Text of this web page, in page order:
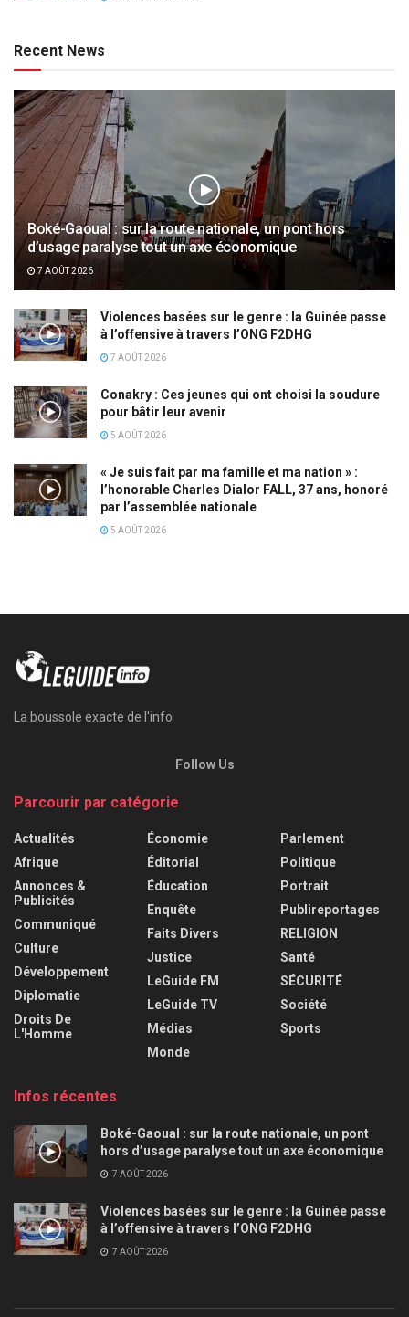
Recent News
Boké-Gaoual : sur la route nationale, un pont hors
d’usage paralyse tout un axe économique
7 AOÛT 2026
Violences basées sur le genre : la Guinée passe
à l’offensive à travers l’ONG F2DHG
7 AOÛT 2026
Conakry : Ces jeunes qui ont choisi la soudure
pour bâtir leur avenir
5 AOÛT 2026
« Je suis fait par ma famille et ma nation » :
l’honorable Charles Dialor FALL, 37 ans, honoré
par l’assemblée nationale
5 AOÛT 2026
La boussole exacte de l'info
Follow Us
Parcourir par catégorie
Actualités
Afrique
Annonces &
Publicités
Communiqué
Culture
Développement
Diplomatie
Droits De
L'Homme
Économie
Éditorial
Éducation
Enquête
Faits Divers
Justice
LeGuide FM
LeGuide TV
Médias
Monde
Parlement
Politique
Portrait
Publireportages
RELIGION
Santé
SÉCURITÉ
Société
Sports
Infos récentes
Boké-Gaoual : sur la route nationale, un pont
hors d’usage paralyse tout un axe économique
7 AOÛT 2026
Violences basées sur le genre : la Guinée passe
à l’offensive à travers l’ONG F2DHG
7 AOÛT 2026